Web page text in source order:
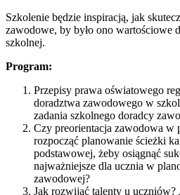
Szkolenie będzie inspiracją, jak
zawodowe, by było ono wartościowe
szkolnej.
Program:
Przepisy prawa oświatowego
doradztwa zawodowego w
zadania szkolnego doradcy
Czy preorientacja zawodowa w
rozpocząć planowanie ścieżki
podstawowej, żeby osiągnąć
najważniejsze dla ucznia w
zawodowej?
Jak rozwijać talenty u uczniów?